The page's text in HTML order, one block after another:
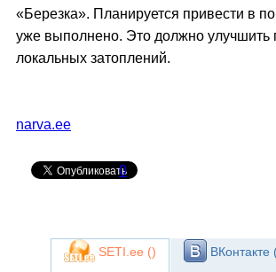
«Березка». Планируется привести в
уже выполнено. Это должно улучшить
локальных затоплений.
narva.ee
0
SETI.ee () ВКонтакте